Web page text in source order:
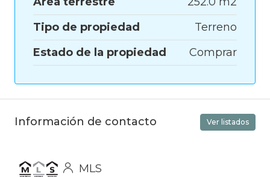
Tipo de propiedad
Terreno
Estado de la propiedad
Comprar
Información de contacto Ver listados
MLS